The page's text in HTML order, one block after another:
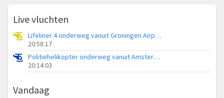
Live vluchten
Lifeliner 4 onderweg vanuit Groningen Airport Eelde
20:58:17
Politiehelikopter onderweg vanuit Amsterdam Vliegveld Schiphol
20:14:03
Vandaag